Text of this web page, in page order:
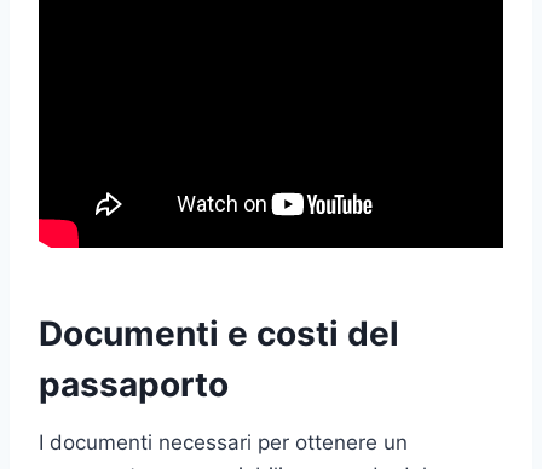
Documenti e costi del
passaporto
I documenti necessari per ottenere un